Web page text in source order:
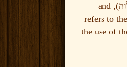
), and
refers to
the use of